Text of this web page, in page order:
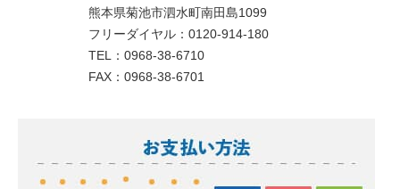
熊本県菊池市泗水町南田島1099
フリーダイヤル：0120-914-180
TEL：0968-38-6710
FAX：0968-38-6701